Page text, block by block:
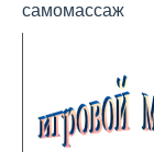
самомассаж